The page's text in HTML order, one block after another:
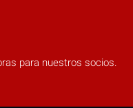
para nuestros socios.